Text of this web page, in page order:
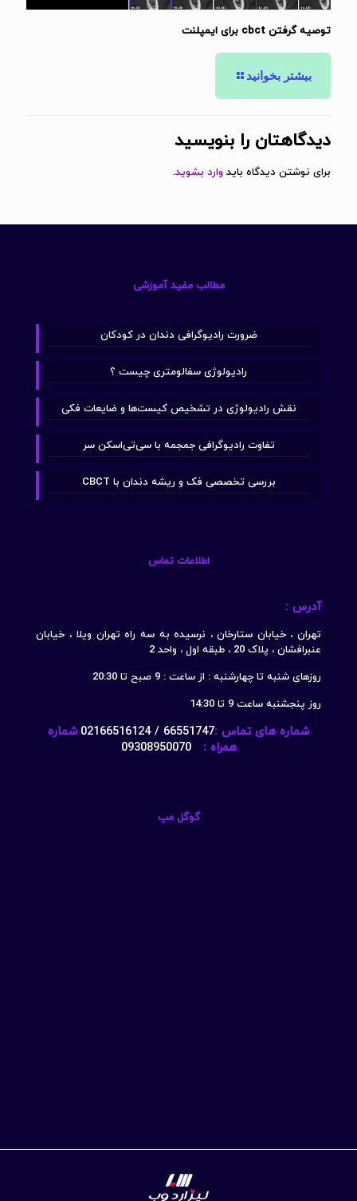
توصیه گرفتن cbct برای ایمپلنت
بیشتر بخوانید
دیدگاهتان را بنویسید
برای نوشتن دیدگاه باید وارد بشوید.
مطالب مفید آموزشی
ضرورت رادیوگرافی دندان در کودکان
رادیولوژی سفالومتری چیست ؟
نقش رادیولوژی در تشخیص کیست‌ها و ضایعات فکی
تفاوت رادیوگرافی جمجمه با سی‌تی‌اسکن سر
بررسی تخصصی فک و ریشه دندان با CBCT
اطلاعات تماس
آدرس :
تهران ، خیابان ستارخان ، نرسیده به سه راه تهران ویلا ، خیابان
عنبرافشان ، پلاک 20 ، طبقه اول ، واحد 2
روزهای شنبه تا چهارشنبه : از ساعت : 9 صبح تا 20:30
روز پنجشنبه ساعت 9 تا 14:30
شماره های تماس :66551747 / 02166516124
شماره
همراه :
09308950070
گوگل مپ